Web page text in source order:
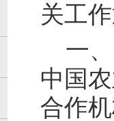
关工
一、
中国
合作